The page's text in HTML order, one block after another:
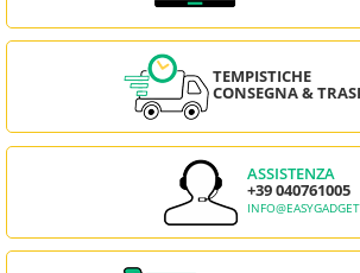
TEMPISTICHE
CONSEGNA &
ASSISTENZA
+39 040761005